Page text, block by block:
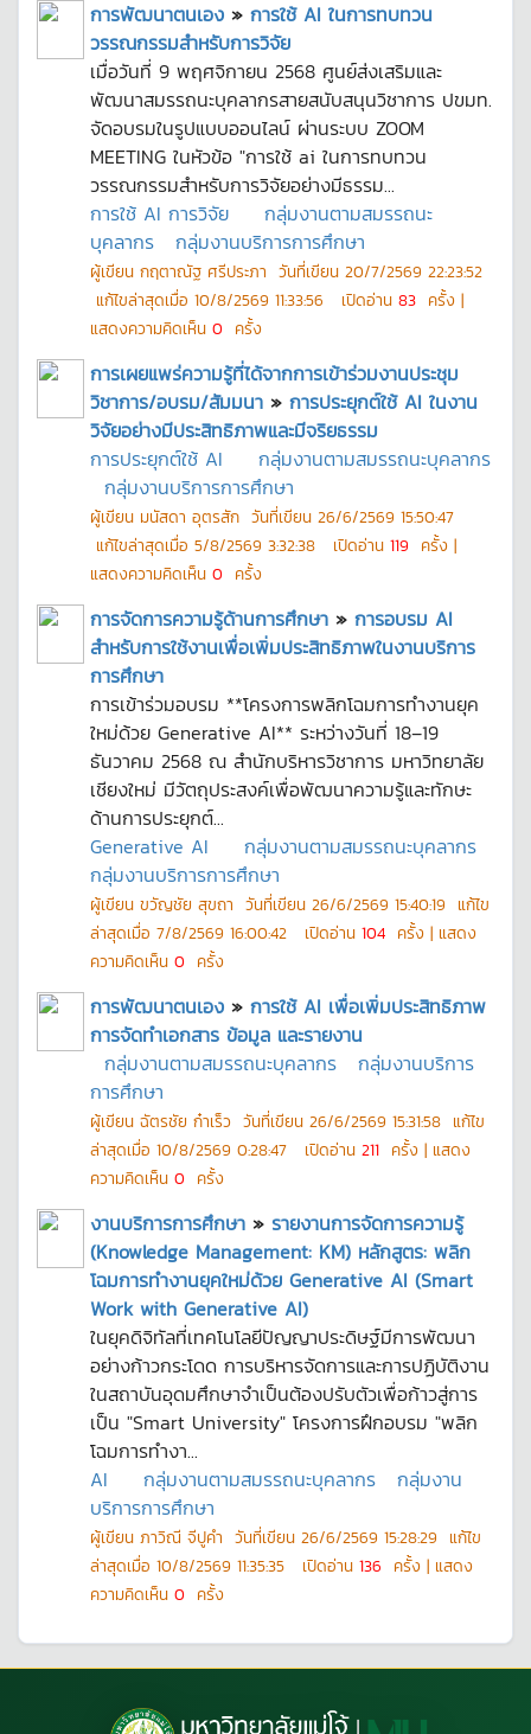
การพัฒนาตนเอง » การใช้ AI ในการทบทวน
วรรณกรรมสำหรับการวิจัย
เมื่อวันที่ 9 พฤศจิกายน 2568 ศูนย์ส่งเสริมและ
พัฒนาสมรรถนะบุคลากรสายสนับสนุนวิชาการ ปขมท.
จัดอบรมในรูปแบบออนไลน์ ผ่านระบบ ZOOM
MEETING ในหัวข้อ "การใช้ ai ในการทบทวน
วรรณกรรมสำหรับการวิจัยอย่างมีธรรม...
การใช้ AI การวิจัย
กลุ่มงานตามสมรรถนะ
บุคลากร
กลุ่มงานบริการการศึกษา
ผู้เขียน กฤตาณัฐ ศรีประภา วันที่เขียน 20/7/2569 22:23:52
แก้ไขล่าสุดเมื่อ 10/8/2569 11:33:56 เปิดอ่าน 83 ครั้ง |
แสดงความคิดเห็น 0 ครั้ง
การเผยแพร่ความรู้ที่ได้จากการเข้าร่วมงานประชุม
วิชาการ/อบรม/สัมมนา » การประยุกต์ใช้ AI ในงาน
วิจัยอย่างมีประสิทธิภาพและมีจริยธรรม
การประยุกต์ใช้ AI
กลุ่มงานตามสมรรถนะบุคลากร
กลุ่มงานบริการการศึกษา
ผู้เขียน มนัสดา อุตรสัก วันที่เขียน 26/6/2569 15:50:47
แก้ไขล่าสุดเมื่อ 5/8/2569 3:32:38 เปิดอ่าน 119 ครั้ง |
แสดงความคิดเห็น 0 ครั้ง
การจัดการความรู้ด้านการศึกษา » การอบรม AI
สำหรับการใช้งานเพื่อเพิ่มประสิทธิภาพในงานบริการ
การศึกษา
การเข้าร่วมอบรม **โครงการพลิกโฉมการทำงานยุค
ใหม่ด้วย Generative AI** ระหว่างวันที่ 18–19
ธันวาคม 2568 ณ สำนักบริหารวิชาการ มหาวิทยาลัย
เชียงใหม่ มีวัตถุประสงค์เพื่อพัฒนาความรู้และทักษะ
ด้านการประยุกต์...
Generative AI
กลุ่มงานตามสมรรถนะบุคลากร
กลุ่มงานบริการการศึกษา
ผู้เขียน ขวัญชัย สุขถา วันที่เขียน 26/6/2569 15:40:19 แก้ไข
ล่าสุดเมื่อ 7/8/2569 16:00:42 เปิดอ่าน 104 ครั้ง | แสดง
ความคิดเห็น 0 ครั้ง
การพัฒนาตนเอง » การใช้ AI เพื่อเพิ่มประสิทธิภาพ
การจัดทำเอกสาร ข้อมูล และรายงาน
กลุ่มงานตามสมรรถนะบุคลากร
กลุ่มงานบริการ
การศึกษา
ผู้เขียน ฉัตรชัย ก๋าเร็ว วันที่เขียน 26/6/2569 15:31:58 แก้ไข
ล่าสุดเมื่อ 10/8/2569 0:28:47 เปิดอ่าน 211 ครั้ง | แสดง
ความคิดเห็น 0 ครั้ง
งานบริการการศึกษา » รายงานการจัดการความรู้
(Knowledge Management: KM) หลักสูตร: พลิก
โฉมการทำงานยุคใหม่ด้วย Generative AI (Smart
Work with Generative AI)
ในยุคดิจิทัลที่เทคโนโลยีปัญญาประดิษฐ์มีการพัฒนา
อย่างก้าวกระโดด การบริหารจัดการและการปฏิบัติงาน
ในสถาบันอุดมศึกษาจำเป็นต้องปรับตัวเพื่อก้าวสู่การ
เป็น "Smart University" โครงการฝึกอบรม "พลิก
โฉมการทำงา...
AI
กลุ่มงานตามสมรรถนะบุคลากร
กลุ่มงาน
บริการการศึกษา
ผู้เขียน ภาวิณี จีปูคำ วันที่เขียน 26/6/2569 15:28:29 แก้ไข
ล่าสุดเมื่อ 10/8/2569 11:35:35 เปิดอ่าน 136 ครั้ง | แสดง
ความคิดเห็น 0 ครั้ง